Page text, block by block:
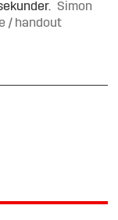
Simon
/ handout